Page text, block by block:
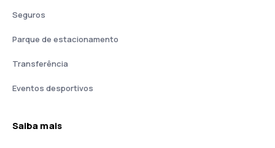
Seguros
Parque de estacionamento
Transferência
Eventos desportivos
Saiba mais